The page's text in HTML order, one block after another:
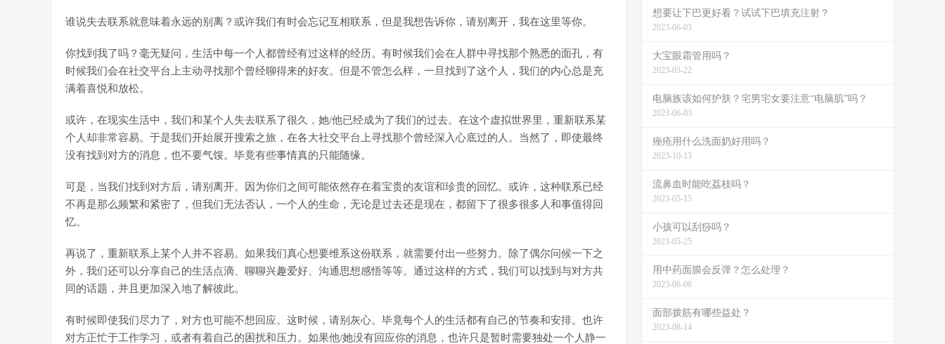
谁说失去联系就意味着永远的别离？或许我们有时会忘记互相联系，但是我想告诉你，请别离开，我在这里等你。
你找到我了吗？毫无疑问，生活中每一个人都曾经有过这样的经历。有时候我们会在人群中寻找那个熟悉的面孔，有
时候我们会在社交平台上主动寻找那个曾经聊得来的好友。但是不管怎么样，一旦找到了这个人，我们的内心总是充
满着喜悦和放松。
或许，在现实生活中，我们和某个人失去联系了很久，她/他已经成为了我们的过去。在这个虚拟世界里，重新联系某
个人却非常容易。于是我们开始展开搜索之旅，在各大社交平台上寻找那个曾经深入心底过的人。当然了，即使最终
没有找到对方的消息，也不要气馁。毕竟有些事情真的只能随缘。
可是，当我们找到对方后，请别离开。因为你们之间可能依然存在着宝贵的友谊和珍贵的回忆。或许，这种联系已经
不再是那么频繁和紧密了，但我们无法否认，一个人的生命，无论是过去还是现在，都留下了很多很多人和事值得回
忆。
再说了，重新联系上某个人并不容易。如果我们真心想要维系这份联系，就需要付出一些努力。除了偶尔问候一下之
外，我们还可以分享自己的生活点滴、聊聊兴趣爱好、沟通思想感悟等等。通过这样的方式，我们可以找到与对方共
同的话题，并且更加深入地了解彼此。
有时候即使我们尽力了，对方也可能不想回应。这时候，请别灰心。毕竟每个人的生活都有自己的节奏和安排。也许
对方正忙于工作学习，或者有着自己的困扰和压力。如果他/她没有回应你的消息，也许只是暂时需要独处一个人静一
想要让下巴更好看？试试下巴填充注射？
2023-06-03
大宝眼霜管用吗？
2023-05-22
电脑族该如何护肤？宅男宅女要注意“电脑肌”吗？
2023-06-03
痤疮用什么洗面奶好用吗？
2023-10-13
流鼻血时能吃荔枝吗？
2023-05-15
小孩可以刮痧吗？
2023-05-25
用中药面膜会反弹？怎么处理？
2023-06-06
面部拨筋有哪些益处？
2023-08-14